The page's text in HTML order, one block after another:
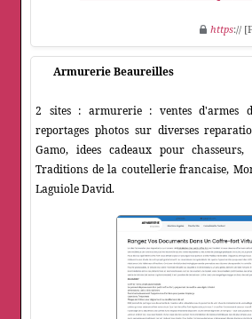
https://
Armurerie Beaureilles
2 sites : armurerie : ventes d'armes
reportages photos sur diverses
Gamo, idees cadeaux pour chasseurs,
Traditions de la coutellerie francaise,
Laguiole David.